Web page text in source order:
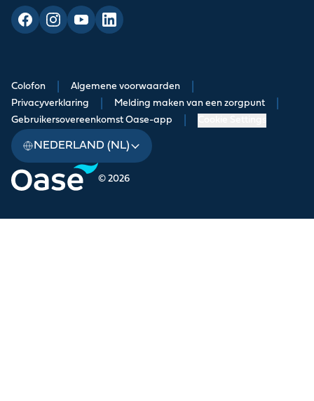
© 2026
Colofon Algemene voorwaarden
Privacyverklaring Melding maken van een zorgpunt
Gebruikersovereenkomst Oase-app
NEDERLAND (NL)